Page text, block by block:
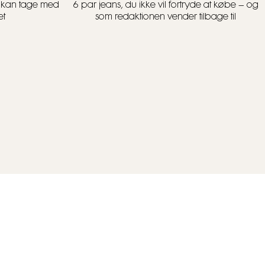
tage med
6 par jeans, du ikke vil fortryde at købe – og
som redaktionen vender tilbage til